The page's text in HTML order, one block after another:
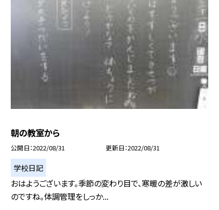
朝の教室から
公開日 2022/08/31 更新日 2022/08/31
学校日記
おはようございます。季節の変わり目で、寒暖の差が激しい
のですね。体調管理をしっか...